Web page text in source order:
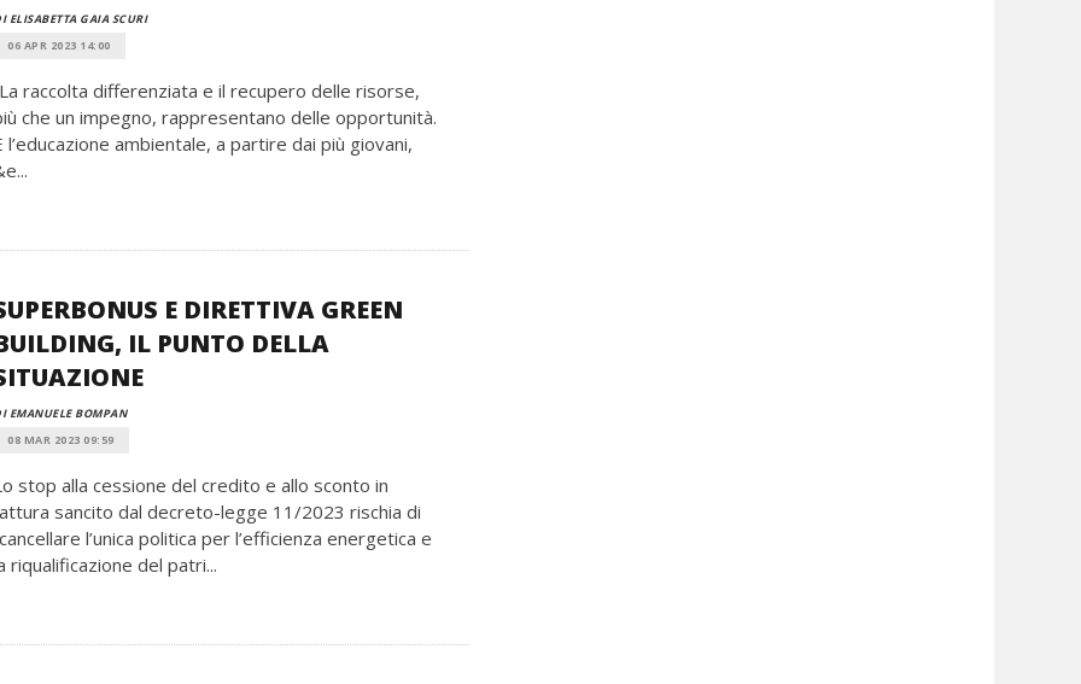
ELISABETTA GAIA SCURI
06 APR 2023 14:00
raccolta differenziata e il recupero delle risorse,
che un impegno, rappresentano delle opportunità.
l’educazione ambientale, a partire dai più giovani,
E DIRETTIVA GREEN
IL PUNTO DELLA
EMANUELE BOMPAN
08 MAR 2023 09:59
stop alla cessione del credito e allo sconto in
sancito dal decreto-legge 11/2023 rischia di
l’unica politica per l’efficienza energetica e
riqualificazione del patri...